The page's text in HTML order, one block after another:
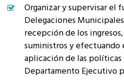
Organizar y supervisar el
Delegaciones
recepción de los
suministros y
aplicación de las políticas
Departamento Ejecutivo